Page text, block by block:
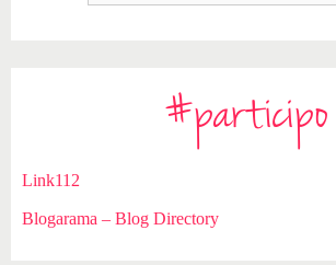
#participo
Link112
Blogarama – Blog Directory